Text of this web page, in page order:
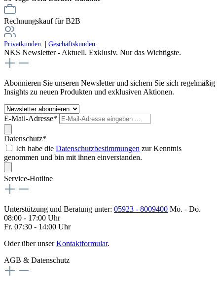
Rechnungskauf für B2B
Privatkunden Geschäftskunden
NKS Newsletter - Aktuell. Exklusiv. Nur das Wichtigste.
Abonnieren Sie unseren Newsletter und sichern Sie sich regelmäßig
Insights zu neuen Produkten und exklusiven Aktionen.
E-Mail-Adresse*
Datenschutz*
Ich habe die Datenschutzbestimmungen zur Kenntnis
genommen und bin mit ihnen einverstanden.
Service-Hotline
Unterstützung und Beratung unter: 05923 - 8009400 Mo. - Do.
08:00 - 17:00 Uhr
Fr. 07:30 - 14:00 Uhr
Oder über unserKontaktformular.
AGB & Datenschutz